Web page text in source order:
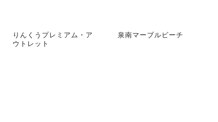
りんくうプレミアム・ア
ウトレット
泉南マーブルビーチ